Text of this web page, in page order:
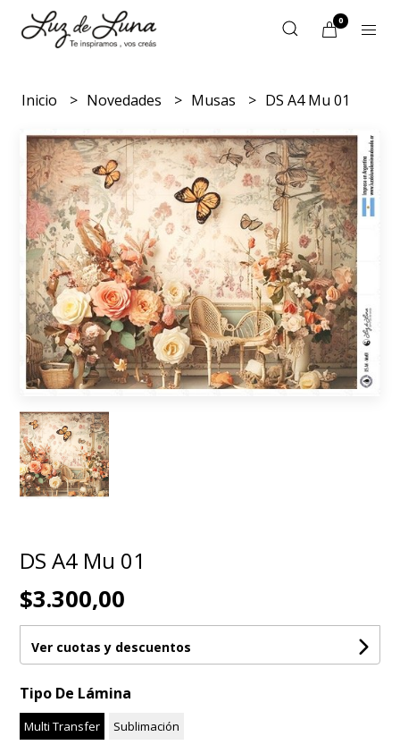
0
Inicio Novedades Musas DS A4 Mu 01
DS A4 Mu 01
$3.300,00
Ver cuotas y descuentos
Tipo De Lámina
Multi Transfer Sublimación